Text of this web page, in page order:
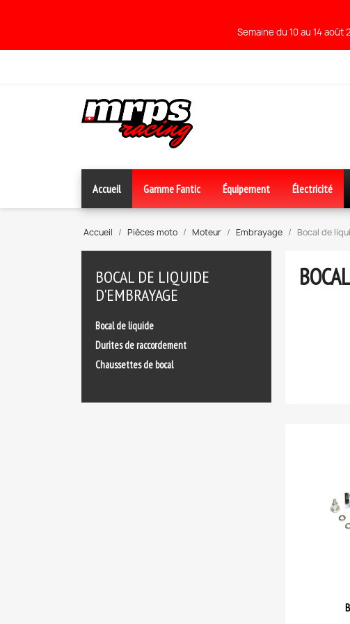
Semaine du 10 au 14
Accueil Gamme Fantic Équipement Électricité
Accueil Pièces moto Moteur Embrayage Bocal de
BOCAL DE LIQUIDE
D'EMBRAYAGE
Bocal de liquide
Durites de raccordement
Chaussettes de bocal